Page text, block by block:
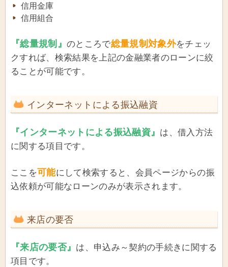
信用金庫
信用組合
『総量規制』のところで総量規制対象外をチェッ
クすれば、検索結果を上記の金融業者のローンに絞
ることが可能です。
インターネットによる振込融資
『インターネットによる振込融資』 は、借入方法
に関する項目です。
ここを可能にして検索すると、会員ページからの振
込依頼が可能なローンのみが表示されます。
来店の要否
『来店の要否』 は、申込み～契約の手続きに関する
項目です。